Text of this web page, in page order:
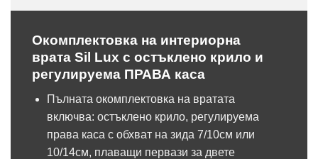
Окомплектовка на интериорна
врата Sil Lux с остъклено крило и
регулируема ПРАВА каса
Пълната окомплектовка на вратата
включва: остъклено крило, регулируема
права каса с обхват на зида 7/10см или
10/14см, плаващи первази за двете